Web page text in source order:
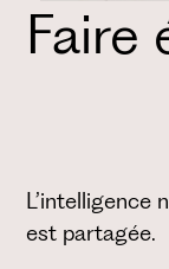
Faire
L’intelligence
est partagée.